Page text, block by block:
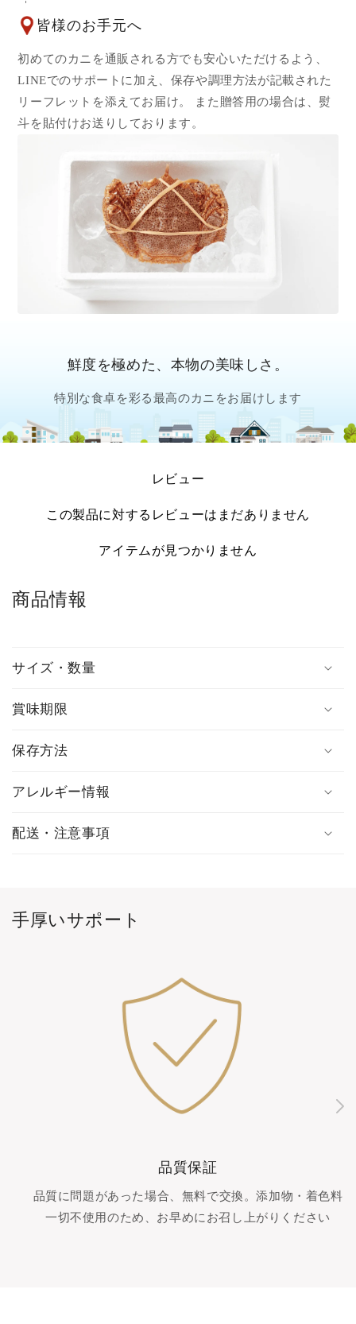
皆様のお手元へ
初めてのカニを通販される方でも安心いただけるよう、
LINEでのサポートに加え、保存や調理方法が記載された
リーフレットを添えてお届け。 また贈答用の場合は、熨
斗を貼付けお送りしております。
鮮度を極めた、本物の美味しさ。
特別な食卓を彩る最高のカニをお届けします
レビュー
この製品に対するレビューはまだありません
アイテムが見つかりません
商品情報
サイズ・数量
賞味期限
保存方法
アレルギー情報
配送・注意事項
手厚いサポート
品質保証
品質に問題があった場合、無料で交換。添加物・着色料
一切不使用のため、お早めにお召し上がりください